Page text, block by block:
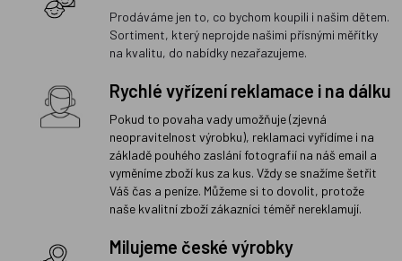
Prodáváme jen to, co bychom koupili i našim dětem.
Sortiment, který neprojde našimi přísnými měřítky
na kvalitu, do nabídky nezařazujeme.
Rychlé vyřízení reklamace i na dálku
Pokud to povaha vady umožňuje (zjevná
neopravitelnost výrobku), reklamaci vyřídíme i na
základě pouhého zaslání fotografií na náš email a
vyměníme zboží kus za kus. Vždy se snažíme šetřit
Váš čas a peníze. Můžeme si to dovolit, protože
naše kvalitní zboží zákazníci téměř nereklamují.
Milujeme české výrobky